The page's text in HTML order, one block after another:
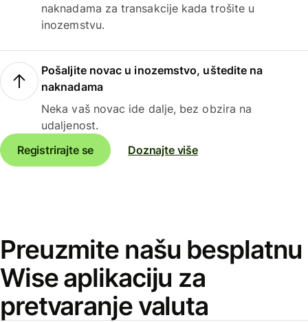
naknadama za transakcije kada trošite u
inozemstvu.
Pošaljite novac u inozemstvo, uštedite na
naknadama
Neka vaš novac ide dalje, bez obzira na
udaljenost.
Registrirajte se
Doznajte više
Preuzmite našu besplatnu
Wise aplikaciju za
pretvaranje valuta